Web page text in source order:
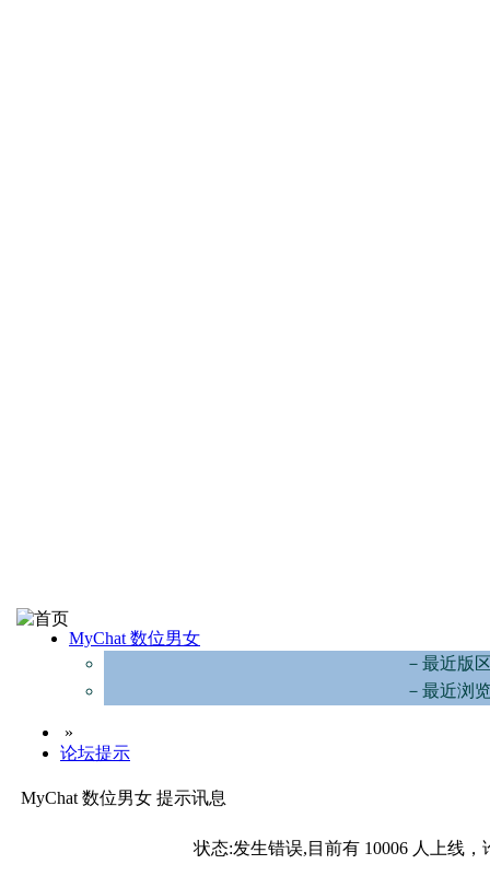
MyChat 数位男女
－最近版
－最近浏
»
论坛提示
MyChat 数位男女 提示讯息
状态:发生错误,目前有 10006 人上线